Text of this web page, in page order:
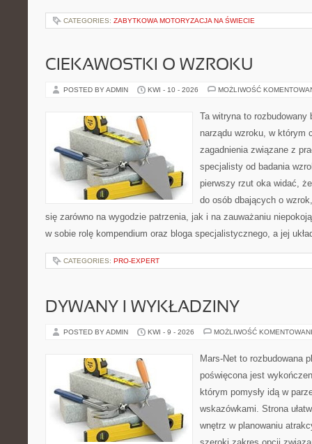
CATEGORIES: ZABYTKOWA MOTORYZACJA NA ŚWIECIE
CIEKAWOSTKI O WZROKU
POSTED BY ADMIN KWI - 10 - 2026 MOŻLIWOŚĆ
Ta witryna to
narządu wzroku, w którym
zagadnienia związane z
specjalisty od badania
pierwszy rzut oka widać,
do osób dbających o
się zarówno na wygodzie patrzenia, jak i na zauważaniu
w sobie rolę kompendium oraz bloga specjalistycznego, a jej
CATEGORIES: PRO-EXPERT
DYWANY I WYKŁADZINY
POSTED BY ADMIN KWI - 9 - 2026 MOŻLIWOŚĆ
Mars-Net to rozbudowana
poświęcona jest
którym pomysły idą w
wskazówkami. Strona
wnętrz w planowaniu